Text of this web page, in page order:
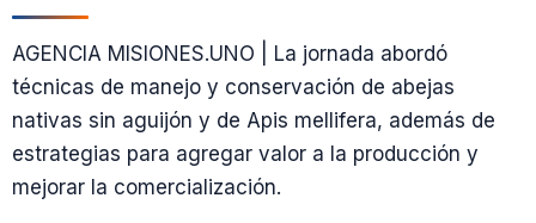
AGENCIA MISIONES.UNO | La jornada abordó
técnicas de manejo y conservación de abejas
nativas sin aguijón y de Apis mellifera, además de
estrategias para agregar valor a la producción y
mejorar la comercialización.